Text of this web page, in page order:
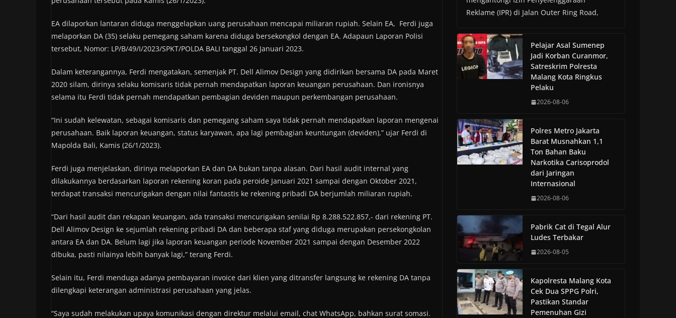
EA dilaporkan lantaran diduga menggelapkan uang perusahaan mencapai miliaran rupiah. Selain EA, Ferdi juga
melaporkan DA (35) selaku pemegang saham karena diduga bersekongkol dengan EA. Adapaun Laporan Polisi
tersebut, Nomor: LP/B/49/I/2023/SPKT/POLDA BALI tanggal 26 Januari 2023.
Dalam keterangannya, Ferdi mengatakan, semenjak PT. Dell Alimov Design yang didirikan bersama DA pada Maret
2020 silam, dirinya selaku komisaris tidak pernah mendapatkan laporan keuangan perusahaan. Dan ironisnya
selama itu Ferdi tidak pernah mendapatkan pembagian deviden maupun perkembangan perusahaan.
“Ini sudah kelewatan, sebagai komisaris dan pemegang saham saya tidak pernah mendapatkan laporan mengenai
perusahaan. Baik laporan keuangan, status karyawan, apa lagi pembagian keuntungan (deviden),” ujar Ferdi di
Mapolda Bali, Kamis (26/1/2023).
Ferdi juga menjelaskan, dirinya melaporkan EA dan DA bukan tanpa alasan. Dari hasil audit internal yang
dilakukannya berdasarkan laporan rekening koran pada peroide Januari 2021 sampai dengan Oktober 2021,
terdapat transaksi mencurigakan dengan nilai fantastis ke rekening pribadi DA berjumlah miliaran rupiah.
“Dari hasil audit dan rekapan keuangan, ada transaksi mencurigakan senilai Rp 8.288.522.857,- dari rekening PT.
Dell Alimov Design ke sejumlah rekening pribadi DA dan beberapa staf yang diduga merupakan persekongkolan
antara EA dan DA. Belum lagi jika laporan keuangan periode November 2021 sampai dengan Desember 2022
dibuka, pasti nilainya lebih banyak lagi,” terang Ferdi.
Selain itu, Ferdi menduga adanya pembayaran invoice dari klien yang ditransfer langsung ke rekening DA tanpa
dilengkapi keterangan administrasi perusahaan yang jelas.
“Saya sudah melakukan upaya komunikasi dengan direktur melalui email, chat WhatsApp, bahkan surat somasi.
Reklame (IPR) di Jalan Outer Ring Road,
Pelajar Asal Sumenep
Jadi Korban Curanmor,
Satreskrim Polresta
Malang Kota Ringkus
Pelaku
2026-08-06
Polres Metro Jakarta
Barat Musnahkan 1,1
Ton Bahan Baku
Narkotika Carisoprodol
dari Jaringan
Internasional
2026-08-06
Pabrik Cat di Tegal Alur
Ludes Terbakar
2026-08-05
Kapolresta Malang Kota
Cek Dua SPPG Polri,
Pastikan Standar
Pemenuhan Gizi